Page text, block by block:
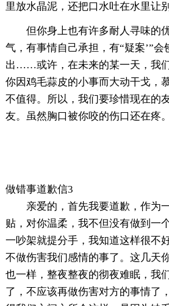
里放水晶泥，还把口水吐在水里
但你身上也有许多耐人寻味的
气，有事情自己承担，有“疑案’”
出……或许，在未来的某一天，我
你因鸡毛蒜皮的小事而大动干戈，
不值得。所以，我们要珍惜现在的
友。虽然胸口被你咬的伤口还在疼。
做错事道歉信3
亲爱的，首先我要道歉，作为
贴，对你温柔，我不但没有做到一
一吵架就提分手，我知道这样很不
不做伤害我们感情的事了。这几天
也一样，整夜整夜的彻夜难眠，我
了，不应该再做伤害对方的事情了